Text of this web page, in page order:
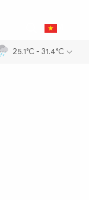
Thực hiện Nghị
25.1°C - 31.4°C